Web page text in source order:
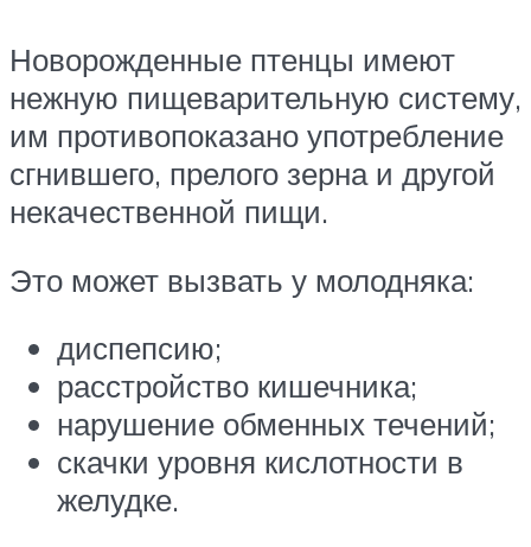
Новорожденные птенцы имеют
нежную пищеварительную систему,
им противопоказано употребление
сгнившего, прелого зерна и другой
некачественной пищи.
Это может вызвать у молодняка:
диспепсию;
расстройство кишечника;
нарушение обменных течений;
скачки уровня кислотности в
желудке.